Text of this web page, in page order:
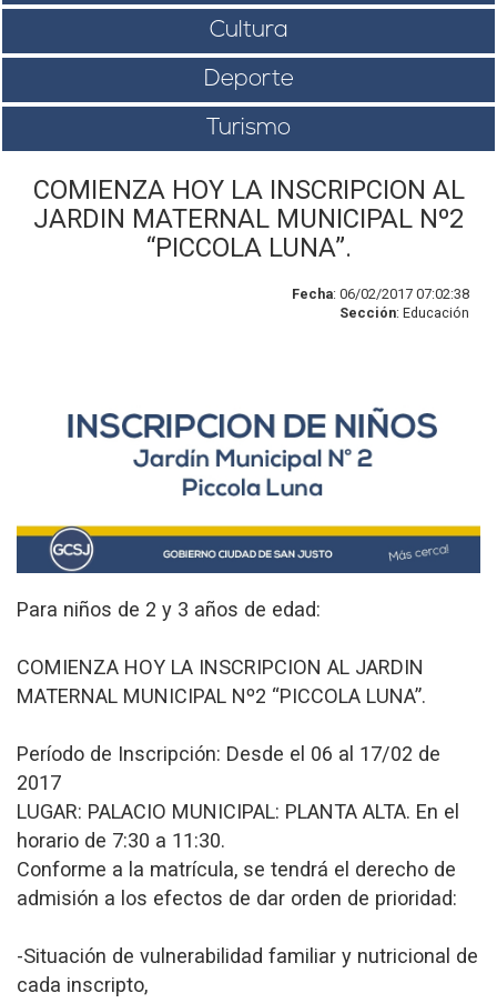
Cultura
Deporte
Turismo
COMIENZA HOY LA INSCRIPCION AL
JARDIN MATERNAL MUNICIPAL Nº2
“PICCOLA LUNA”.
Fecha: 06/02/2017 07:02:38
Sección: Educación
Para niños de 2 y 3 años de edad:
COMIENZA HOY LA INSCRIPCION AL JARDIN
MATERNAL MUNICIPAL Nº2 “PICCOLA LUNA”.
Período de Inscripción: Desde el 06 al 17/02 de
2017
LUGAR: PALACIO MUNICIPAL: PLANTA ALTA. En el
horario de 7:30 a 11:30.
Conforme a la matrícula, se tendrá el derecho de
admisión a los efectos de dar orden de prioridad:
-Situación de vulnerabilidad familiar y nutricional de
cada inscripto,